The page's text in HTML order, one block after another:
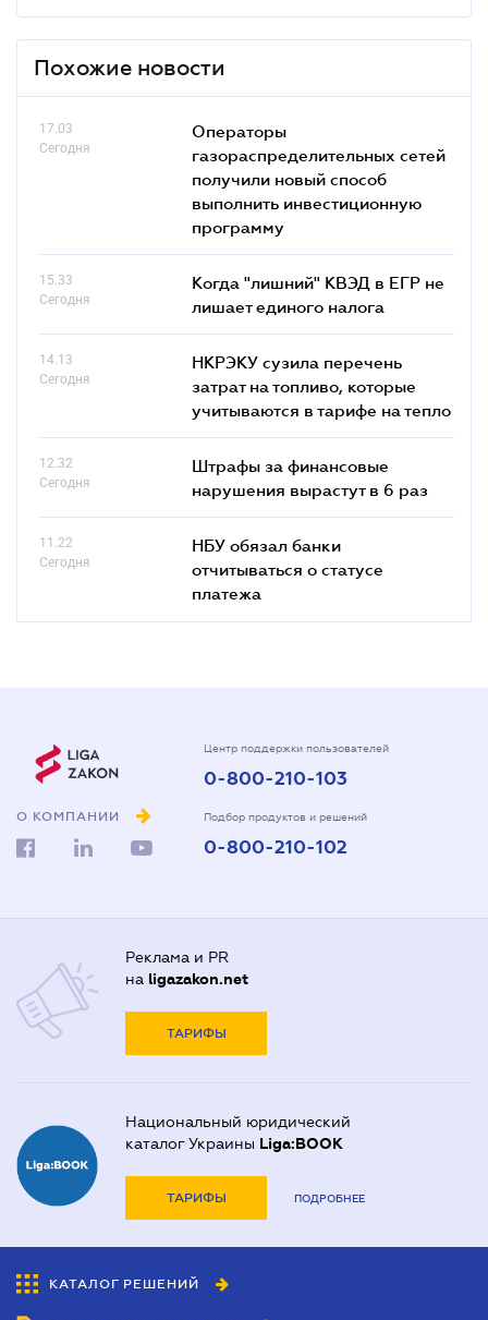
Похожие новости
17.03
Сегодня
Операторы
газораспределительных сетей
получили новый способ
выполнить инвестиционную
программу
15.33
Сегодня
Когда "лишний" КВЭД в ЕГР не
лишает единого налога
14.13
Сегодня
НКРЭКУ сузила перечень
затрат на топливо, которые
учитываются в тарифе на тепло
12.32
Сегодня
Штрафы за финансовые
нарушения вырастут в 6 раз
11.22
Сегодня
НБУ обязал банки
отчитываться о статусе
платежа
О КОМПАНИИ
Центр поддержки пользователей
0-800-210-103
Подбор продуктов и решений
0-800-210-102
Реклама и PR
на ligazakon.net
ТАРИФЫ
Национальный юридический
каталог Украины Liga:BOOK
ТАРИФЫ ПОДРОБНЕЕ
КАТАЛОГ РЕШЕНИЙ